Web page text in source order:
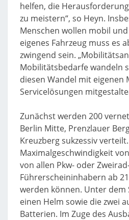
helfen, die
zu meistern“, so Heyn.
Menschen wollen mobil
eigenes Fahrzeug muss es
zwingend sein.
Mobilitätsbedarfe wandeln
diesen Wandel mit eigenen
Servicelösungen
Zunächst werden 200
Berlin Mitte, Prenzlauer
Kreuzberg sukzessiv
Maximalgeschwindigkeit
von allen Pkw- oder
Führerscheininhabern ab
werden können. Unter dem
einen Helm sowie die zwei
Batterien. Im Zuge des